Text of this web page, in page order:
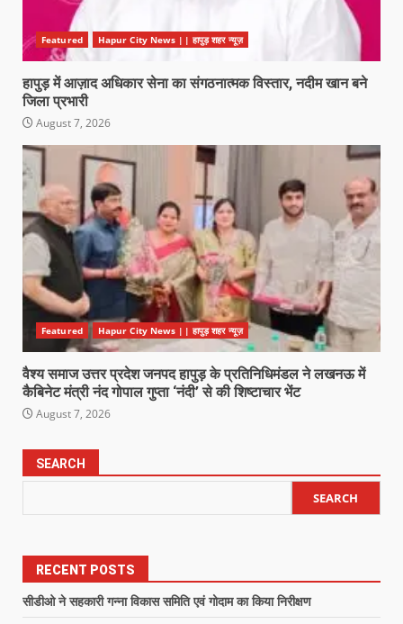
Featured Hapur City News || हापुड़ शहर न्यूज़
हापुड़ में आज़ाद अधिकार सेना का संगठनात्मक विस्तार, नदीम खान बने
जिला प्रभारी
August 7, 2026
Featured Hapur City News || हापुड़ शहर न्यूज़
वैश्य समाज उत्तर प्रदेश जनपद हापुड़ के प्रतिनिधिमंडल ने लखनऊ में
कैबिनेट मंत्री नंद गोपाल गुप्ता ‘नंदी’ से की शिष्टाचार भेंट
August 7, 2026
SEARCH
SEARCH
RECENT POSTS
सीडीओ ने सहकारी गन्ना विकास समिति एवं गोदाम का किया निरीक्षण